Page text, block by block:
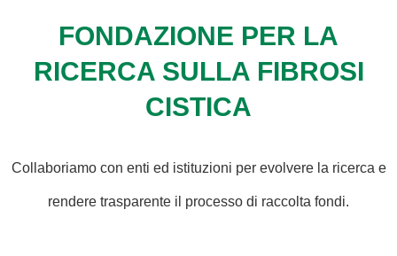
FONDAZIONE PER LA
RICERCA SULLA FIBROSI
CISTICA
Collaboriamo con enti ed istituzioni per evolvere la ricerca e
rendere trasparente il processo di raccolta fondi.